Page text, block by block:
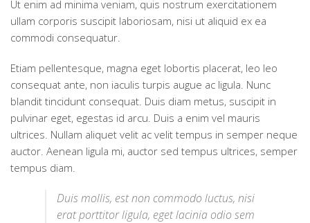
Ut enim ad minima veniam, quis nostrum exercitationem
ullam corporis suscipit laboriosam, nisi ut aliquid ex ea
commodi consequatur.
Etiam pellentesque, magna eget lobortis placerat, leo leo
consequat ante, non iaculis turpis augue ac ligula. Nunc
blandit tincidunt consequat. Duis diam metus, suscipit in
pulvinar eget, egestas id arcu. Duis a enim vel mauris
ultrices. Nullam aliquet velit ac velit tempus in semper neque
auctor. Aenean ligula mi, auctor sed tempus ultrices, semper
tempus diam.
Duis mollis, est non commodo luctus, nisi
erat porttitor ligula, eget lacinia odio sem